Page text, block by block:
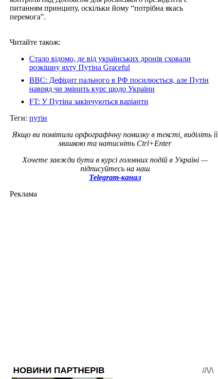
питанням принципу, оскільки йому “потрібна якась
перемога”.
Читайте також:
Стало відомо, де від українських дронів сховали
розкішну яхту Путіна Graceful
BBC: Дефіцит пального в РФ посилюється, але Путін
навряд чи змінить курс щодо України
FT: У Путіна закінчуються варіанти
Теги: путін
Якщо ви помітили орфографічну помилку в тексті, виділіть її
мишкою та натисніть Ctrl+Enter
Хочете завжди бути в курсі головних подій в Україні —
підписуйтесь на наш
Telegram-канал
Реклама